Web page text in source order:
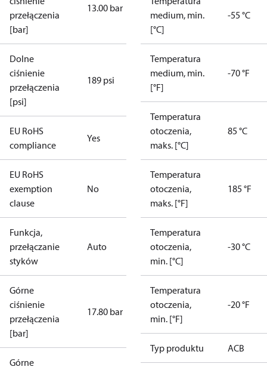
przełączenia
[bar]
13.00 bar
Dolne
ciśnienie
przełączenia
[psi]
189 psi
EU RoHS
compliance
Yes
EU RoHS
exemption
clause
No
Funkcja,
przełączanie
styków
Auto
Górne
ciśnienie
przełączenia
[bar]
17.80 bar
Górne
medium, min.
[°C]
-55 °C
Temperatura
medium, min.
[°F]
-70 °F
Temperatura
otoczenia,
maks. [°C]
85 °C
Temperatura
otoczenia,
maks. [°F]
185 °F
Temperatura
otoczenia,
min. [°C]
-30 °C
Temperatura
otoczenia,
min. [°F]
-20 °F
Typ produktu ACB